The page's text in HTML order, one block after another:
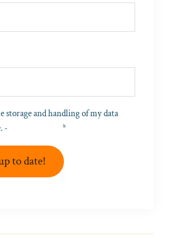
storage and handling of my data
-
*
to date!